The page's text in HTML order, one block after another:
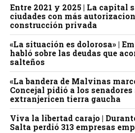
Entre 2021 y 2025 | La capital
ciudades con más
construcción privada
«La situación es dolorosa» |
habló sobre las deudas que
salteños
«La bandera de Malvinas
Concejal pidió a los
extranjericen tierra gaucha
Viva la libertad carajo |
Salta perdió 313 empresas